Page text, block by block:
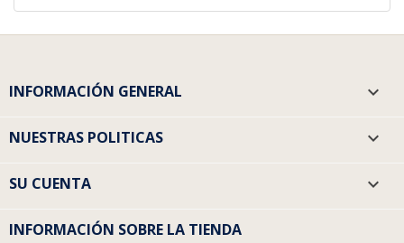
INFORMACIÓN GENERAL 
NUESTRAS POLITICAS 
SU CUENTA 
INFORMACIÓN SOBRE LA TIENDA